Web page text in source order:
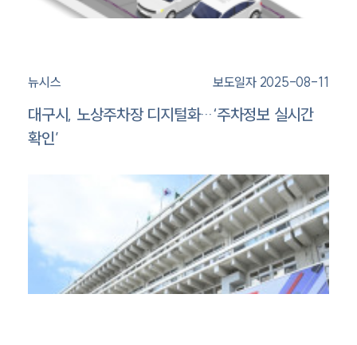
뉴시스 보도일자 2025-08-11
대구시, 노상주차장 디지털화…‘주차정보 실시간
확인’